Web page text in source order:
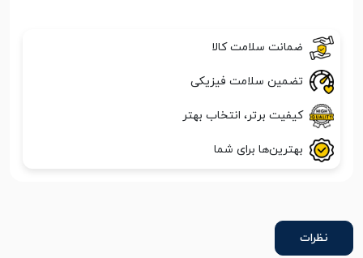
ضمانت سلامت کالا
تضمین سلامت فیزیکی
کیفیت برتر، انتخاب بهتر
بهترین‌ها برای شما
نظرات